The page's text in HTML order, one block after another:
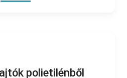
polietilénből